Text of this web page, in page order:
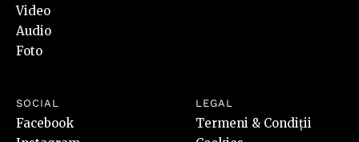
Video
Audio
Foto
SOCIAL
Facebook
LEGAL
Termeni & Condiții